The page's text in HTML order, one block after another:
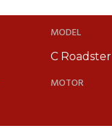
MODEL
C Roadster
MOTOR